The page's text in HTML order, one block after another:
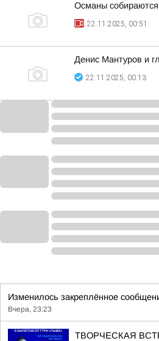
Османы собираются
22.11.2025, 00:51
Денис Мантуров и
22.11.2025, 00:13
Изменилось закреплённое
Вчера, 23:23
ТВОРЧЕСКАЯ